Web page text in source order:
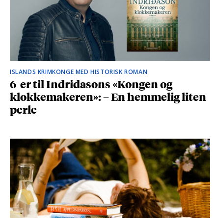
ISLANDS KRIMKONGE MED HISTORISK ROMAN
6-er til Indridasons «Kongen og
klokkemakeren»: – En hemmelig liten
perle